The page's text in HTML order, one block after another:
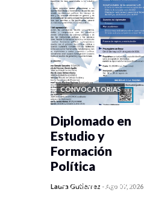
CONVOCATORIAS
0 veces compartido
Diplomado en
Estudio y
Formación
Política
Laura Gutiérrez -Ago 07, 2026